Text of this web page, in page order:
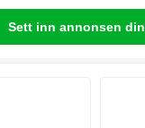
Sett inn annonsen din